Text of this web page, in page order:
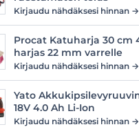
Kirjaudu nähdäksesi hinnan →
Procat Katuharja 30 cm
harjas 22 mm varrelle
Kirjaudu nähdäksesi hinnan →
Yato
18V 4.0 Ah Li-Ion
Kirjaudu nähdäksesi hinnan →